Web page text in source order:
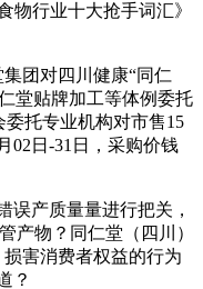
行业十大抢手词汇》
团对四川健康“同仁
堂贴牌加工等体例委托
托专业机构对市售15
02日-31日，采购价钱
产质量量进行把关，
产物？同仁堂（四川）
害消费者权益的行为
？